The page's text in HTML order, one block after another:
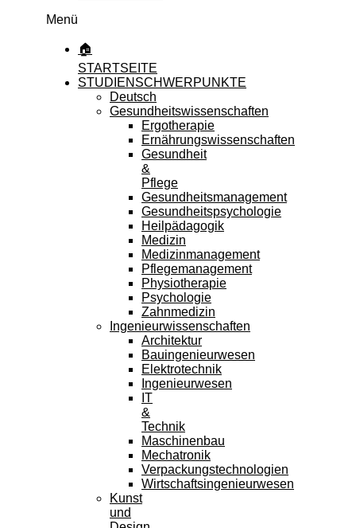
Menü
🏠
STARTSEITE
STUDIENSCHWERPUNKTE
Deutsch
Gesundheitswissenschaften
Ergotherapie
Ernährungswissenschaften
Gesundheit
&
Pflege
Gesundheitsmanagement
Gesundheitspsychologie
Heilpädagogik
Medizin
Medizinmanagement
Pflegemanagement
Physiotherapie
Psychologie
Zahnmedizin
Ingenieurwissenschaften
Architektur
Bauingenieurwesen
Elektrotechnik
Ingenieurwesen
IT
&
Technik
Maschinenbau
Mechatronik
Verpackungstechnologien
Wirtschaftsingenieurwesen
Kunst
und